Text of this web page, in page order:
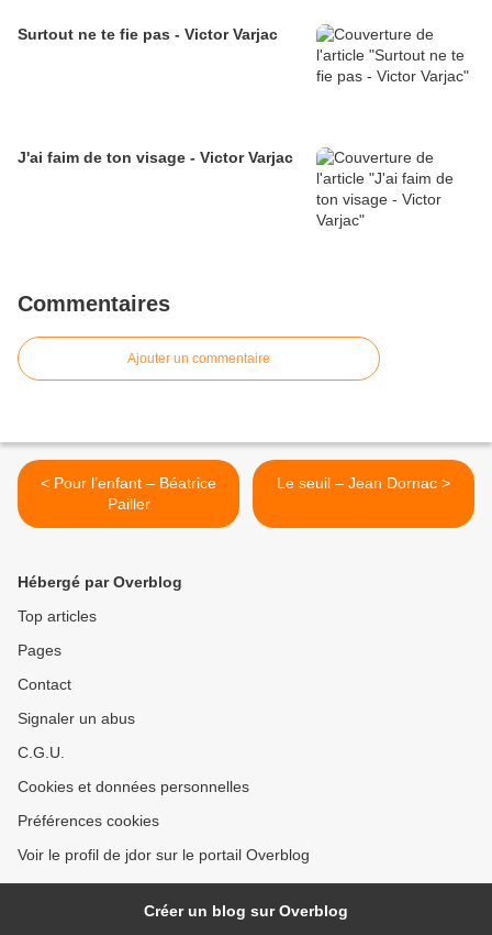
Surtout ne te fie pas - Victor Varjac
J'ai faim de ton visage - Victor Varjac
Commentaires
Ajouter un commentaire
< Pour l’enfant – Béatrice
Pailler
Le seuil – Jean Dornac >
Hébergé par Overblog
Top articles
Pages
Contact
Signaler un abus
C.G.U.
Cookies et données personnelles
Préférences cookies
Voir le profil de jdor sur le portail Overblog
Créer un blog sur Overblog